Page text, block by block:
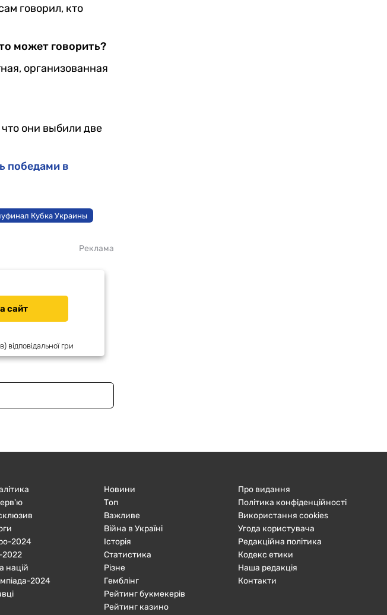
говорил, кто
может говорить?
организованная
они выбили две
победами в
Кубка Украины
Реклама
сайт
гри
2024
2022
націй
2024
Новини
Топ
Важливе
Війна в Україні
Історія
Статистика
Різне
Гемблінг
Рейтинг букмекерів
Рейтинг казино
Про видання
Політика конфіденційності
Використання cookies
Угода користувача
Редакційна політика
Кодекс етики
Наша редакція
Контакти